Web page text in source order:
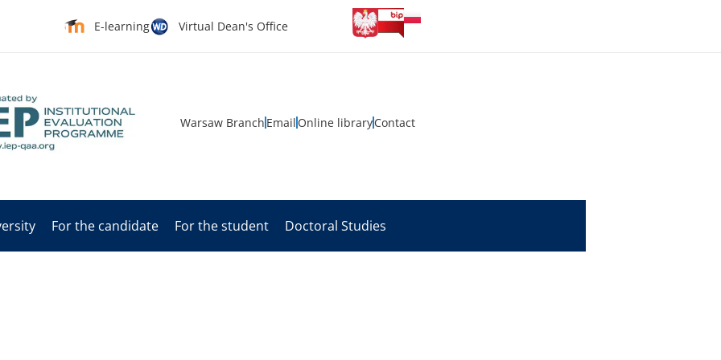
E-learning Virtual Dean's Office
Warsaw Branch Email Online libraryContact
For the candidate For the student Doctoral Studies